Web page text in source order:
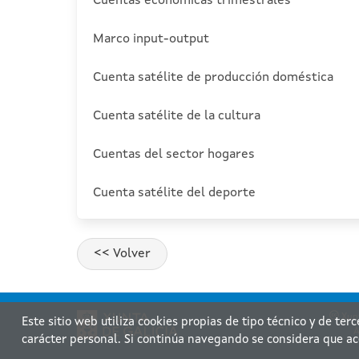
Marco input-output
Cuenta satélite de producción doméstica
Cuenta satélite de la cultura
Cuentas del sector hogares
Cuenta satélite del deporte
Este sitio web utiliza cookies propias de tipo técnico y de
carácter personal. Si continúa navegando se considera que